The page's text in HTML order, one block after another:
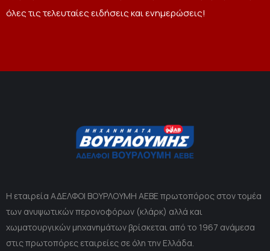
όλες τις τελευταίες ειδήσεις και ενημερώσεις!
Η εταιρεία ΑΔΕΛΦΟΙ ΒΟΥΡΛΟΥΜΗ ΑΕΒΕ πρωτοπόρος στον τομέα
των ανυψωτικών περονοφόρων (κλάρκ) αλλά και
χωματουργικών μηχανημάτων βρίσκεται από το 1967 ανάμεσα
στις πρωτοπόρες εταιρείες σε όλη την Ελλάδα.